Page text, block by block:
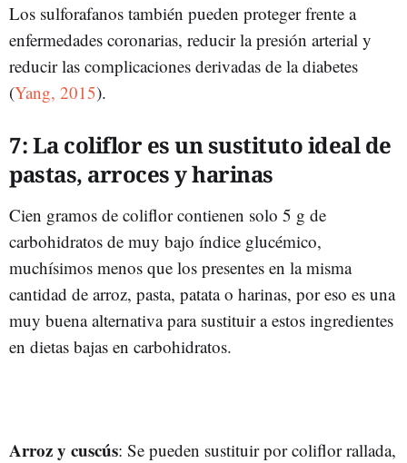
Los sulforafanos también pueden proteger frente a
enfermedades coronarias, reducir la presión arterial y
reducir las complicaciones derivadas de la diabetes
(Yang, 2015).
7: La coliflor es un sustituto ideal de
pastas, arroces y harinas
Cien gramos de coliflor contienen solo 5 g de
carbohidratos de muy bajo índice glucémico,
muchísimos menos que los presentes en la misma
cantidad de arroz, pasta, patata o harinas, por eso es una
muy buena alternativa para sustituir a estos ingredientes
en dietas bajas en carbohidratos.
Arroz y cuscús: Se pueden sustituir por coliflor rallada,